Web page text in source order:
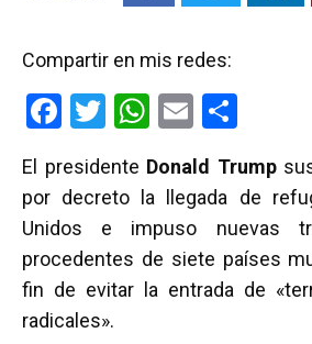
Compartir en mis redes:
F
ce
b
o
o
k
T
tt
er
W
at
s
A
p
E
ail m
p
ar
tir
El presidente Donald Trump
por decreto la llegada de
Unidos e impuso nuevas
procedentes de siete países
fin de evitar la entrada de
radicales».